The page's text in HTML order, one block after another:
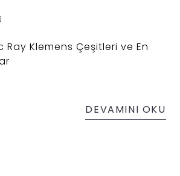
Ray Klemens Çeşitleri ve En
DEVAMINI OKU